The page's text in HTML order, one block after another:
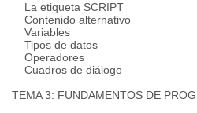
La etiqueta SCRIPT
Contenido alternativo
Variables
Tipos de datos
Operadores
Cuadros de diálogo
TEMA 3: FUNDAMENTOS DE